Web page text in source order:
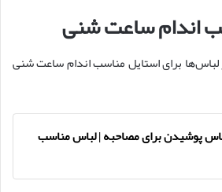
اندام ساعت شنی
لباس‌ها برای استایل مناسب اندام ساعت شنی
پوشیدن برای مصاحبه | لباس مناسب